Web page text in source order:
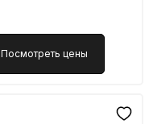
Посмотреть цены